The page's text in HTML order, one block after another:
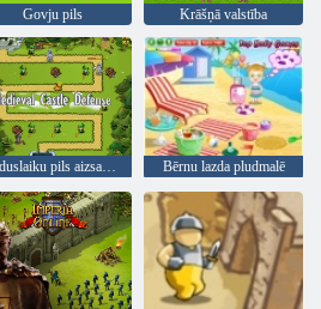
Govju pils Krāšņā valstība
Viduslaiku pils aizsardzība Bērnu lazda pludmalē